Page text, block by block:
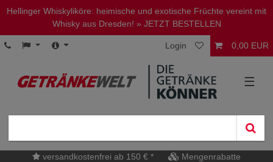
Hellinger Whiskyliköre: heimische und exotische Früchte vereint mit
Whisky aus Dresden! » JETZT BESTELLEN
Login 0,00 EUR
☰
versandkostenfrei ab 150 € *
Mengenrabatte